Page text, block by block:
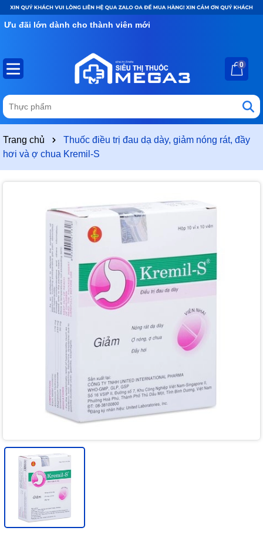
Ưu đãi lớn dành cho thành viên mới
0
Trang chủ
Thuốc điều trị đau dạ dày, giảm nóng rát, đầy
hơi và ợ chua Kremil-S